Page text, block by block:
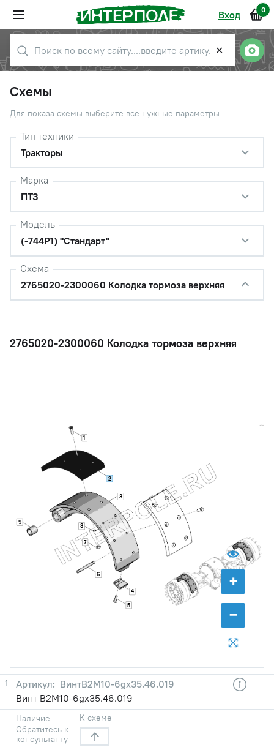
Вход 0
✕
Схемы
Для показа схемы выберите все нужные параметры
Тип техники
Тракторы
Марка
ПТЗ
Модель
(-744Р1) "Стандарт"
Схема
2765020-2300060 Колодка тормоза верхняя
2765020-2300060 Колодка тормоза верхняя
+
−
1
2
3
4
5
6
7
8
9
1
ВинтB2M10-6gx35.46.019
Винт B2M10-6gx35.46.019
Наличие
Обратитесь к
консультанту
К схеме